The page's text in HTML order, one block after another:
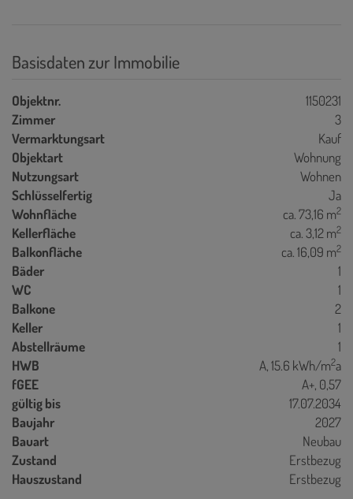
Basisdaten zur Immobilie
Objektnr.
1150231
Zimmer
3
Vermarktungsart
Kauf
Objektart
Wohnung
Nutzungsart
Wohnen
Schlüsselfertig
Ja
Wohnfläche
ca. 73,16 m2
Kellerfläche ca. 3,12 m2
Balkonfläche ca. 16,09 m2
Bäder
1
WC
1
Balkone
2
Keller
1
Abstellräume
1
HWB
A, 15.6 kWh/m2a
fGEE
A+, 0,57
gültig bis
17.07.2034
Baujahr
2027
Bauart
Neubau
Zustand
Erstbezug
Hauszustand
Erstbezug